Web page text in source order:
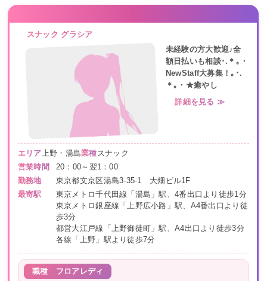
スナック グラシア
未経験の方大歓迎♪全
額日払いも相談･.＊｡・
NewStaff大募集！｡･.
＊｡・★癒やし
詳細を見る ≫
エリア 上野・湯島業種 スナック
営業時間
20：00～翌1：00
勤務地
東京都文京区湯島3-35-1 大畑ビル1F
最寄駅
東京メトロ千代田線「湯島」駅、4番出口より徒歩1分
東京メトロ銀座線「上野広小路」駅、A4番出口より徒
歩3分
都営大江戸線「上野御徒町」駅、A4出口より徒歩3分
各線「上野」駅より徒歩7分
職種 フロアレディ